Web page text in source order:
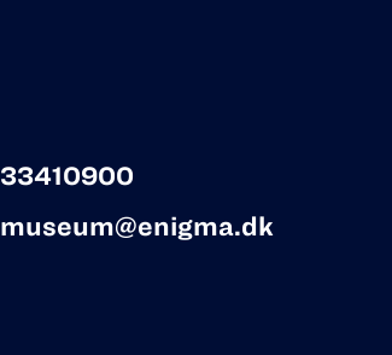
33410900
museum@enigma.dk